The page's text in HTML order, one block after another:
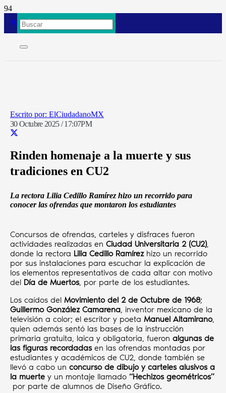
ElCiudadanoMX
30 Octubre 2025 / 17:07PM
Rinden homenaje a la muerte y sus
tradiciones en CU2
La rectora Lilia Cedillo Ramírez hizo un recorrido para
conocer las ofrendas que montaron los estudiantes
Concursos de ofrendas, carteles y disfraces fueron
actividades realizadas en Ciudad Universitaria 2 (CU2),
donde la rectora Lilia Cedillo Ramírezhizo un recorrido
por sus instalaciones para escuchar la explicación de
los elementos representativos de cada altar con motivo
del Día de Muertos, por parte de los estudiantes.
Los caídos del Movimiento del 2 de Octubre de 1968;
Guillermo González Camarena, inventor mexicano de la
televisión a color; el escritor y poeta Manuel Altamirano,
quien además sentó las bases de la instrucción
primaria gratuita, laica y obligatoria, fueron algunas de
las figuras recordadas en las ofrendas montadas por
estudiantes y académicos de CU2, donde también se
llevó a cabo un concurso de dibujo y carteles alusivos a
la muerte y un montaje llamado “Hechizos geométricos”
por parte de alumnos de Diseño Gráfico.